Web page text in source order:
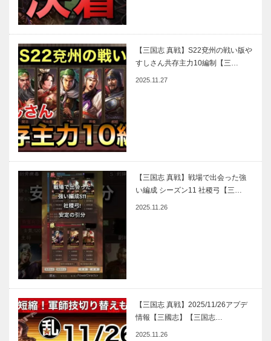
【三国志 真戦】S22兗州の戦い版や
すしさん共存主力10編制【三…
2025.11.27
【三国志 真戦】戦場で出会った強
い編成 シーズン11 社稷弓【三…
2025.11.26
【三国志 真戦】2025/11/26アプデ
情報【三國志】【三国志…
2025.11.26